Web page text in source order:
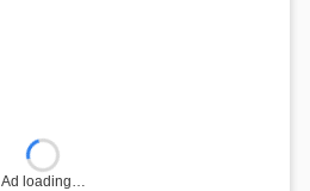
Ad loading…